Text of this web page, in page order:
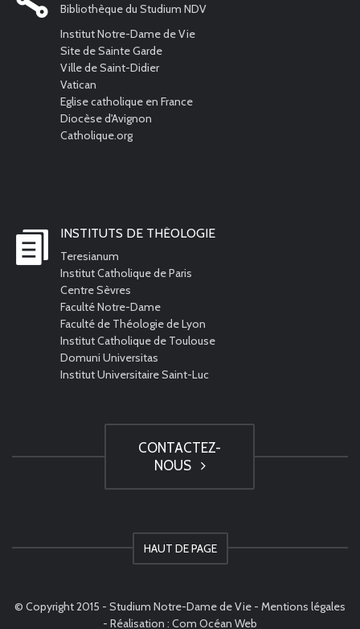
Bibliothèque du Studium NDV
Institut Notre-Dame de Vie
Site de Sainte Garde
Ville de Saint-Didier
Vatican
Eglise catholique en France
Diocèse d'Avignon
Catholique.org
INSTITUTS DE THÉOLOGIE
Teresianum
Institut Catholique de Paris
Centre Sèvres
Faculté Notre-Dame
Faculté de Théologie de Lyon
Institut Catholique de Toulouse
Domuni Universitas
Institut Universitaire Saint-Luc
CONTACTEZ-
NOUS
HAUT DE PAGE
© Copyright 2015 - Studium Notre-Dame de Vie - Mentions légales
- Réalisation : Com Océan Web